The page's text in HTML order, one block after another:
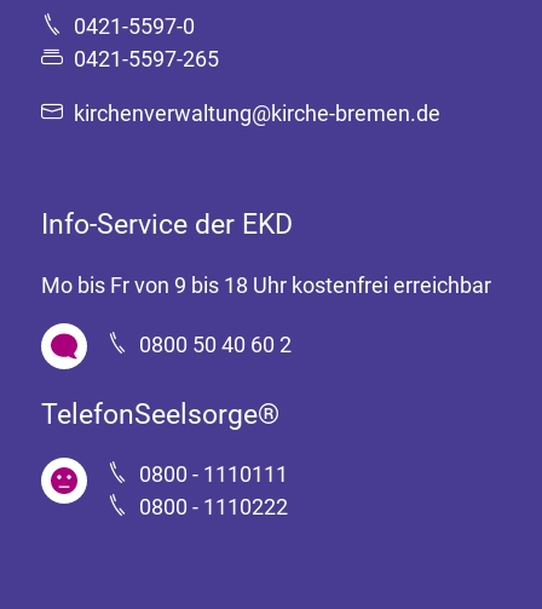
0421-5597-0
0421-5597-265
kirchenverwaltung@kirche-bremen.de
Info-Service der EKD
Mo bis Fr von 9 bis 18 Uhr kostenfrei erreichbar
0800 50 40 60 2
TelefonSeelsorge®
0800 - 1110111
0800 - 1110222